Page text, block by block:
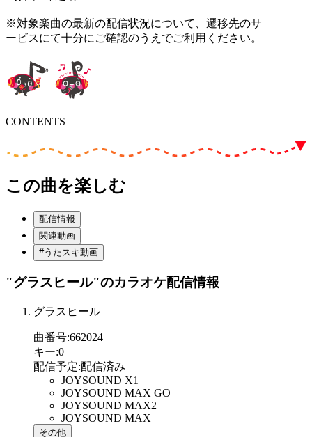
※対象楽曲の最新の配信状況について、遷移先のサ
ービスにて十分にご確認のうえでご利用ください。
CONTENTS
この曲を楽しむ
配信情報
関連動画
#うたスキ動画
"グラスヒール"のカラオケ配信情報
グラスヒール
曲番号:662024
キー:0
配信予定:配信済み
JOYSOUND X1
JOYSOUND MAX GO
JOYSOUND MAX2
JOYSOUND MAX
その他